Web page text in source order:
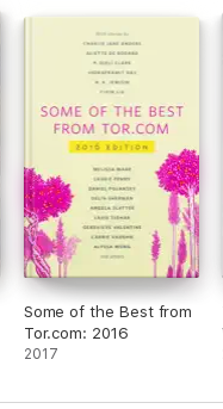
Some of the Best from
Tor.com: 2016
2017